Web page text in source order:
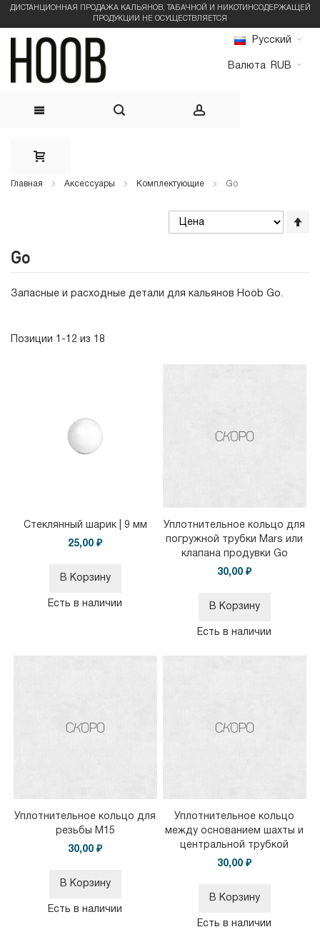
ДИСТАНЦИОННАЯ ПРОДАЖА КАЛЬЯНОВ, ТАБАЧНОЙ И НИКОТИНСОДЕРЖАЩЕЙ
ПРОДУКЦИИ НЕ ОСУЩЕСТВЛЯЕТСЯ
Русский
Валюта RUB
Главная Аксессуары Комплектующие Go
Go
Запасные и расходные детали для кальянов Hoob Go.
Позиции 1 -12 из 18
по
Стеклянный шарик | 9 мм
25,00 ₽
В Корзину
Есть в наличии
Уплотнительное кольцо для
погружной трубки Mars или
клапана продувки Go
30,00 ₽
В Корзину
Есть в наличии
Уплотнительное кольцо для
резьбы M15
30,00 ₽
В Корзину
Есть в наличии
Уплотнительное кольцо
между основанием шахты и
центральной трубкой
30,00 ₽
В Корзину
Есть в наличии